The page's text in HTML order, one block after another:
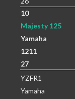
10
Majesty 125
Yamaha
1211
27
YZFR1
Yamaha